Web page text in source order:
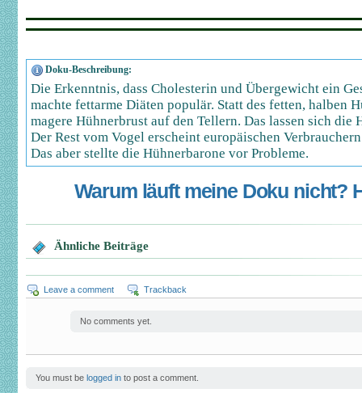
Doku-Beschreibung:
Die Erkenntnis, dass Cholesterin und Übergewicht ein
machte fettarme Diäten populär. Statt des fetten, halben
magere Hühnerbrust auf den Tellern. Das lassen sich die
Der Rest vom Vogel erscheint europäischen
Das aber stellte die Hühnerbarone vor Probleme.
Warum läuft meine Doku nicht?
Ähnliche Beiträge
Leave a comment Trackback
No comments yet.
You must be logged in to post a comment.